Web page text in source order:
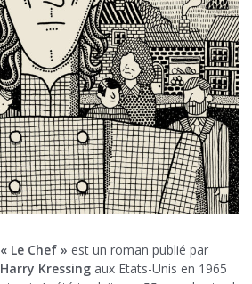
« Le Chef » est un roman publié par
Harry Kressing aux Etats-Unis en 1965